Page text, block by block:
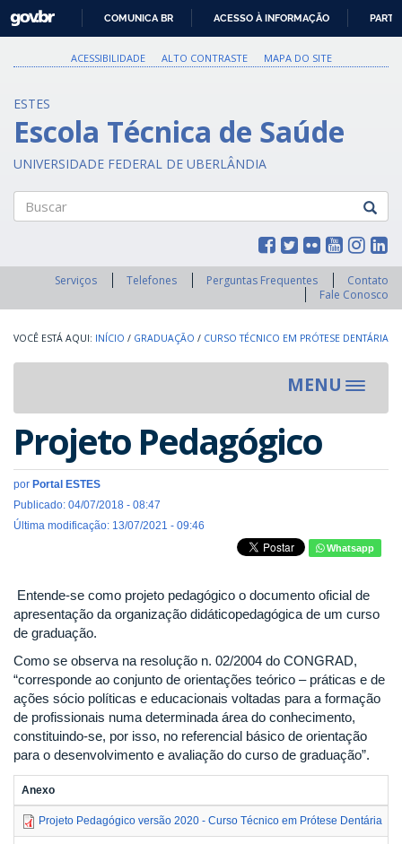
PARA
O
GOVBR
COMUNICA BR ACESSO À INFORMAÇÃO
ACESSIBILIDADE ALTO CONTRASTE MAPA DO SITE
ESTES
Escola Técnica de Saúde
UNIVERSIDADE FEDERAL DE UBERLÂNDIA
Serviços Telefones Perguntas Frequentes
Contato
Fale Conosco
INÍCIO / GRADUAÇÃO / CURSO TÉCNICO EM PRÓTESE DENTÁRIA
MENU
Toggle
Projeto Pedagógico
por Portal ESTES
Publicado: 04/07/2018 - 08:47
Última modificação: 13/07/2021 - 09:46
Whatsapp
Entende-se como projeto pedagógico o documento oficial de
apresentação da organização didáticopedagógica de um curso
de graduação.
Como se observa na resolução n. 02/2004 do CONGRAD,
“corresponde ao conjunto de orientações teórico – práticas e de
ações sócio políticas e educacionais voltadas para a formação
de profissionais numa determinada área do conhecimento,
constituindo-se, por isso, no referencial básico de orientação
para o desenvolvimento e avaliação do curso de graduação”.
Anexo
Projeto Pedagógico versão 2020 - Curso Técnico em Prótese Dentária